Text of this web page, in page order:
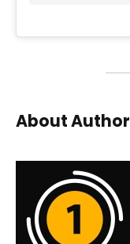
About Author